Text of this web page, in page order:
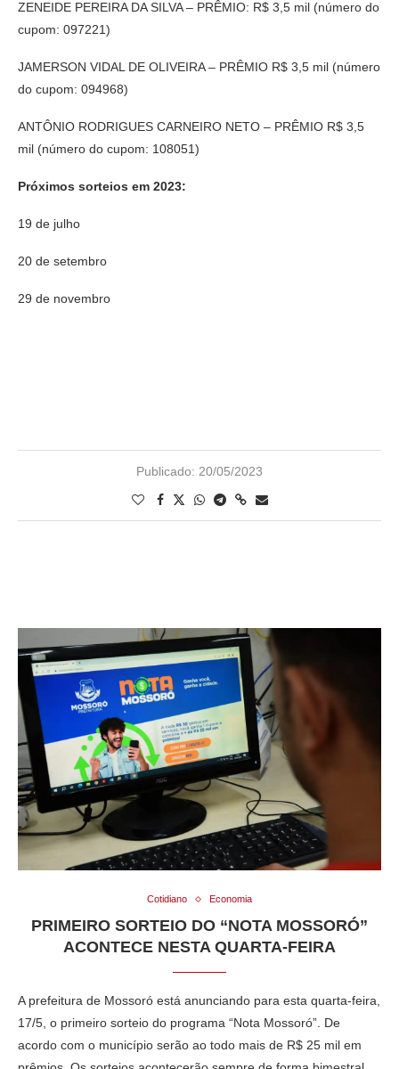
ZENEIDE PEREIRA DA SILVA – PRÊMIO: R$ 3,5 mil (número do
cupom: 097221)
JAMERSON VIDAL DE OLIVEIRA – PRÊMIO R$ 3,5 mil (número
do cupom: 094968)
ANTÔNIO RODRIGUES CARNEIRO NETO – PRÊMIO R$ 3,5
mil (número do cupom: 108051)
Próximos sorteios em 2023:
19 de julho
20 de setembro
29 de novembro
Publicado: 20/05/2023
Cotidiano Economia
PRIMEIRO SORTEIO DO “NOTA MOSSORÓ”
ACONTECE NESTA QUARTA-FEIRA
A prefeitura de Mossoró está anunciando para esta quarta-feira,
17/5, o primeiro sorteio do programa “Nota Mossoró”. De
acordo com o município serão ao todo mais de R$ 25 mil em